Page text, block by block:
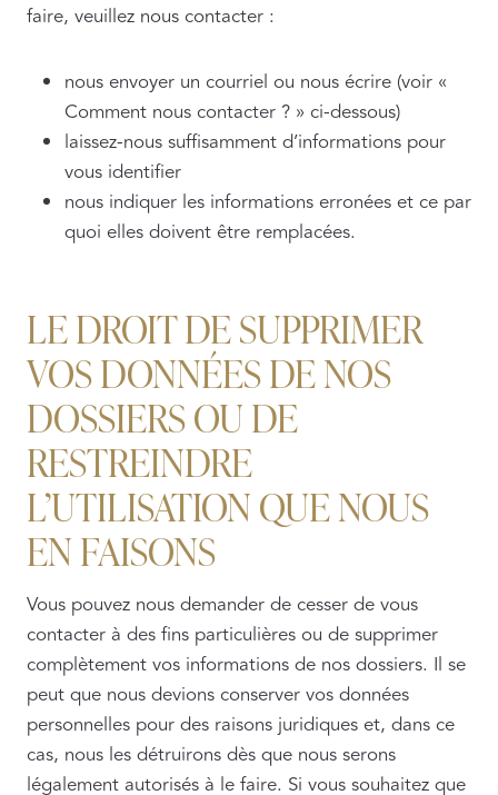
faire, veuillez nous contacter :
nous envoyer un courriel ou nous écrire (voir «
Comment nous contacter ? » ci-dessous)
laissez-nous suffisamment d’informations pour
vous identifier
nous indiquer les informations erronées et ce par
quoi elles doivent être remplacées.
LE DROIT DE SUPPRIMER
VOS DONNÉES DE NOS
DOSSIERS OU DE
RESTREINDRE
L’UTILISATION QUE NOUS
EN FAISONS
Vous pouvez nous demander de cesser de vous
contacter à des fins particulières ou de supprimer
complètement vos informations de nos dossiers. Il se
peut que nous devions conserver vos données
personnelles pour des raisons juridiques et, dans ce
cas, nous les détruirons dès que nous serons
légalement autorisés à le faire. Si vous souhaitez que